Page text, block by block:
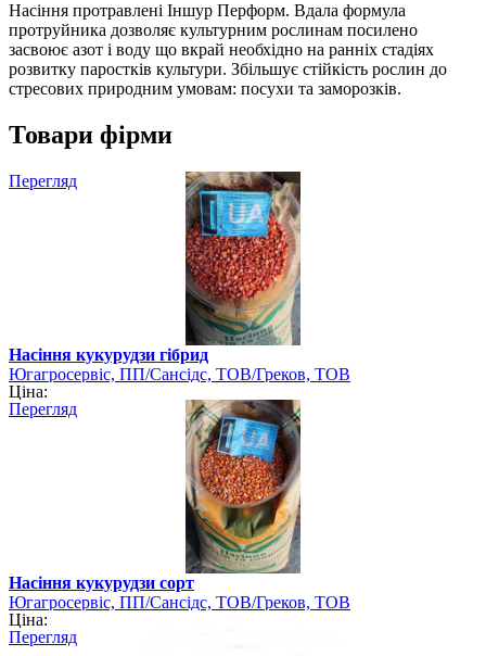
Насіння протравлені Іншур Перформ. Вдала формула
протруйника дозволяє культурним рослинам посилено
засвоює азот і воду що вкрай необхідно на ранніх стадіях
розвитку паростків культури. Збільшує стійкість рослин до
стресових природним умовам: посухи та заморозків.
Товари фірми
Перегляд
Насіння кукурудзи гібрид
Югагросервіс, ПП/Сансідс, ТОВ/Греков, ТОВ
Ціна:
Перегляд
Насіння кукурудзи сорт
Югагросервіс, ПП/Сансідс, ТОВ/Греков, ТОВ
Ціна:
Перегляд